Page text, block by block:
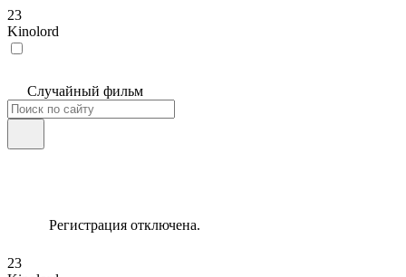
23
Kinolord
Случайный фильм
Регистрация отключена.
23